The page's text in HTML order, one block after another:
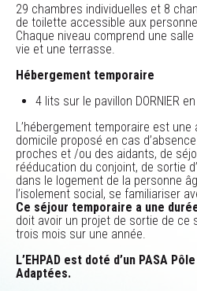
29 chambres individuelles et 8
de toilette accessible aux
Chaque niveau comprend une
vie et une terrasse.
Hébergement temporaire
4 lits sur le pavillon DORNIER
L’hébergement temporaire est
domicile proposé en cas
proches et /ou des aidants, de
rééducation du conjoint, de sortie
dans le logement de la personne
l’isolement social, se familiariser
Ce séjour temporaire a une
doit avoir un projet de sortie de ce
trois mois sur une année.
L’EHPAD est doté d’un PASA
Adaptées.